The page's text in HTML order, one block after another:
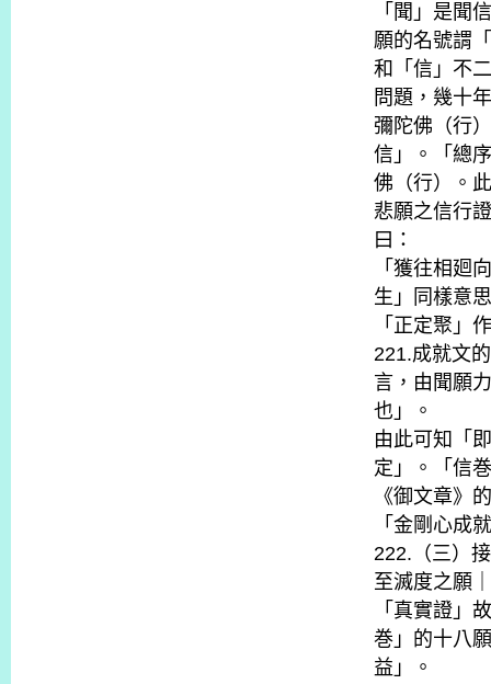
「聞」是聞
願的名號謂
和「信」不
問題，幾十
彌陀佛（行
信」。「總
佛（行）。
悲願之信行
曰：
「獲往相廻
生」同樣意
「正定聚」
221.成就文
言，由聞願
也」。
由此可知「
定」。「信
《御文章》
「金剛心成
222.（三）
至滅度之願
「真實證」
巻」的十八
益」。